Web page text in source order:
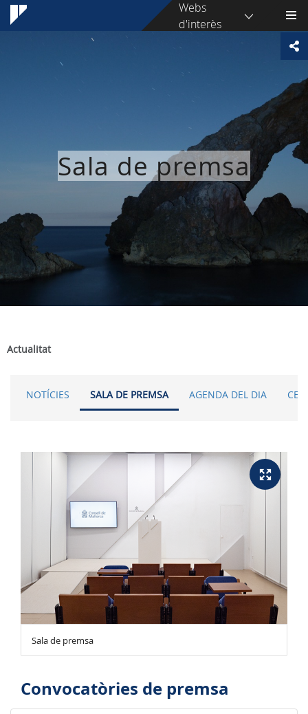
Webs
d'interès
Sala de premsa
Actualitat
NOTÍCIES SALA DE PREMSA AGENDA DEL DIA
Sala de premsa
Convocatòries de premsa